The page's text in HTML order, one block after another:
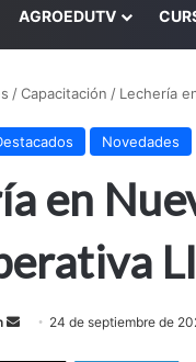
AGROEDUTV
/ Capacitación / Lechería
Novedades
en
Send24 de septiembre de